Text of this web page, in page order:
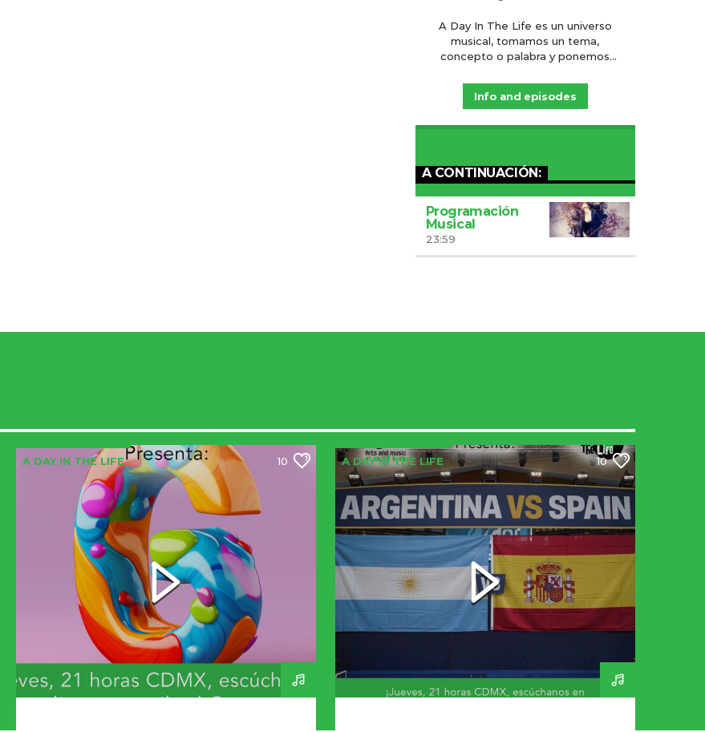
A Day In The Life es un universo
musical, tomamos un tema,
concepto o palabra y ponemos
género? ¡TODOS! Desde cumbia,
merengue, cha cha chá, rock
tus recomendaciones musicales
los jueves a las 8 de la noche, hora
de la Ciudad de México, CDMX.
Info and episodes
A CONTINUACIÓN:
Programación
Musical
23:59
A DAY IN THE LIFE 10 A DAY IN THE LIFE 10